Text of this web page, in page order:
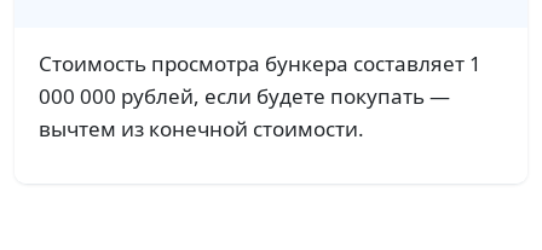
Стоимость просмотра бункера составляет 1
000 000 рублей, если будете покупать —
вычтем из конечной стоимости.